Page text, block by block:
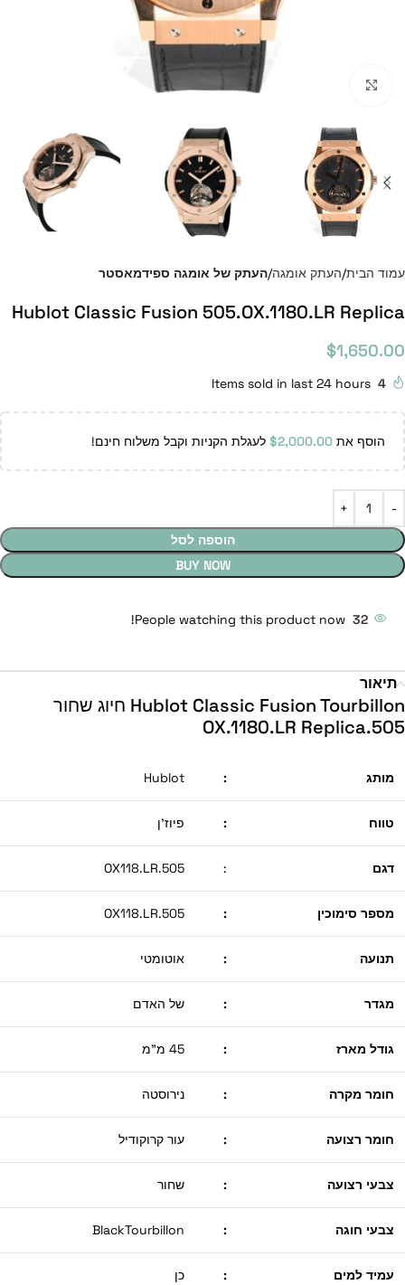
עמוד הבית העתק אומגה העתק של אומגה ספידמאסטר
Hublot Classic Fusion 505.OX.1180.LR Replica
$1,650.00
4
Items sold in last 24 hours
הוסף את $2,000.00 לעגלת הקניות וקבל משלוח חינם!
הוספה לסל
BUY NOW
32
People watching this product now!
תיאור
Hublot Classic Fusion Tourbillon חיוג שחור
505.OX.1180.LR Replica
מותג :
Hublot
טווח : פיוז'ן
דגם :
505.OX118.LR
מספר סימוכין :
505.OX118.LR
תנועה : אוטומטי
מגדר : של האדם
גודל מארז : 45 מ"מ
חומר מקרה : נירוסטה
חומר רצועה : עור קרוקודיל
צבעי רצועה : שחור
צבעי חוגה :
BlackTourbillon
עמיד למים : כן